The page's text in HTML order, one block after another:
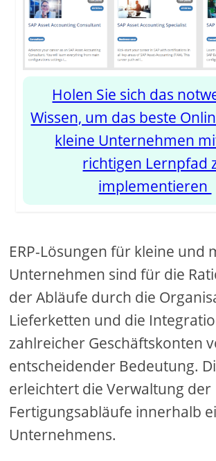
Holen Sie sich das
Wissen, um das beste
kleine Unternehmen
richtigen Lernpfad
implementieren
ERP-Lösungen für kleine und
Unternehmen sind für die
der Abläufe durch die
Lieferketten und die
zahlreicher Geschäftskonten
entscheidender Bedeutung.
erleichtert die Verwaltung der
Fertigungsabläufe innerhalb
Unternehmens.